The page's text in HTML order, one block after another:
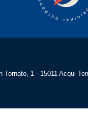
1 - 15011 Acqui